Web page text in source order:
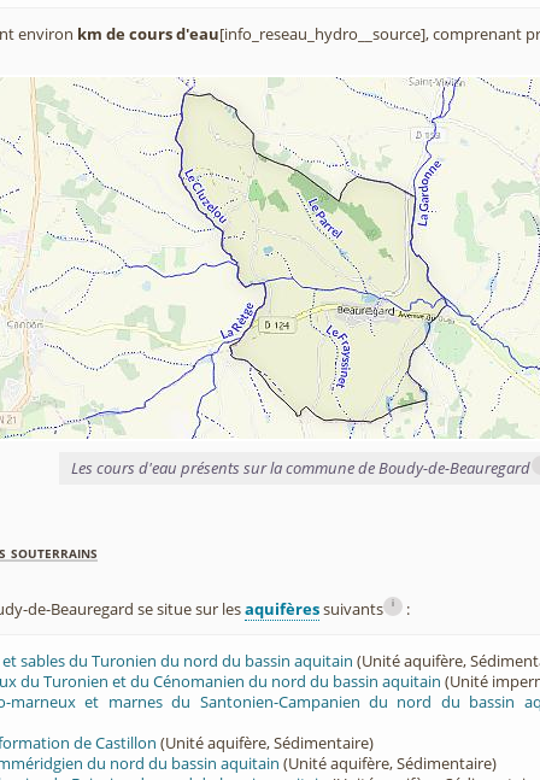
environ km de cours d'eau[info_reseau_hydro__source], comprenant
Les cours d'eau présents sur la commune de Boudy-de-Beauregard
souterrains
de-Beauregard se situe sur lesaquifèressuivants i :
et sables du Turonien du nord du bassin aquitain (Unité aquifère,
du Turonien et du Cénomanien du nord du bassin aquitain (Unité
marneux et marnes du Santonien-Campanien du nord du bassin
de Castillon (Unité aquifère, Sédimentaire)
du nord du bassin aquitain (Unité aquifère, Sédimentaire)